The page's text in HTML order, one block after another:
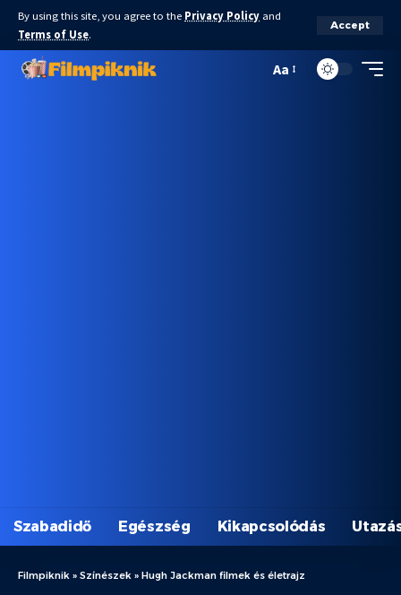
By using this site, you agree to the Privacy Policy and
Terms of Use.
Accept
Aa
Szabadidő Egészség Kikapcsolódás
Filmpiknik » Színészek » Hugh Jackman filmek és életrajz